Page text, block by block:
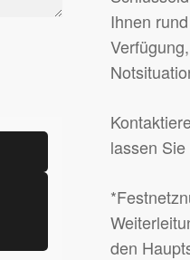
Ihnen
lassen
den